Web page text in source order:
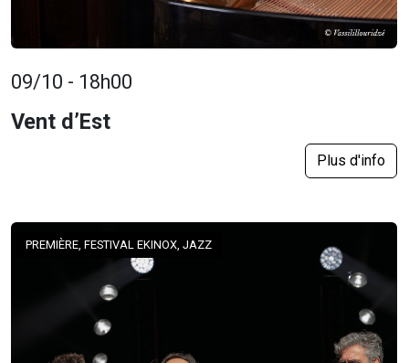
09/10 - 18h00
Vent d’Est
Plus d'info
PREMIÈRE, FESTIVAL EKINOX, JAZZ